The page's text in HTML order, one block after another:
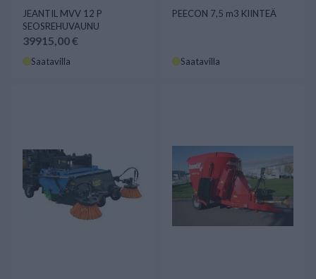
JEANTIL MVV 12 P
SEOSREHUVAUNU
39915,00 €
Saatavilla
PEECON 7,5 m3 KIINTEÄ
Saatavilla